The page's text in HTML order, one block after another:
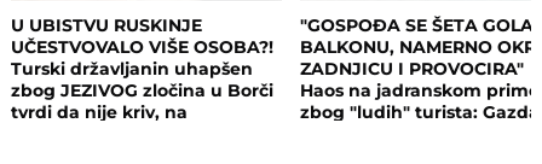
U UBISTVU RUSKINJE
UČESTVOVALO VIŠE OSOBA?!
Turski državljanin uhapšen
zbog JEZIVOG zločina u Borči
tvrdi da nije kriv, na
"GOSPOĐA SE ŠETA GOLA
BALKONU, NAMERNO
ZADNJICU I PROVOCIRA"
Haos na jadranskom
zbog "ludih" turista: